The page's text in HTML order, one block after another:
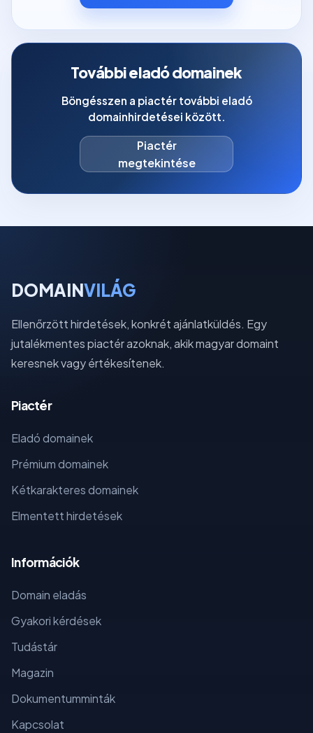
További eladó domainek
Böngésszen a piactér további eladó
domainhirdetései között.
Piactér
megtekintése
DOMAINVILÁG
Ellenőrzött hirdetések, konkrét ajánlatküldés. Egy
jutalékmentes piactér azoknak, akik magyar domaint
keresnek vagy értékesítenek.
Piactér
Eladó domainek
Prémium domainek
Kétkarakteres domainek
Elmentett hirdetések
Információk
Domain eladás
Gyakori kérdések
Tudástár
Magazin
Dokumentumminták
Kapcsolat